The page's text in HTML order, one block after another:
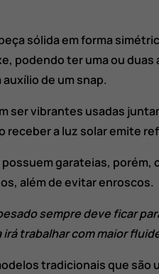
sólida em forma
podendo ter uma ou duas
de um snap.
ser vibrantes usadas
receber a luz solar emite
garateias, porém,
além de evitar enroscos.
sempre deve ficar
irá trabalhar com maior
tradicionais que são